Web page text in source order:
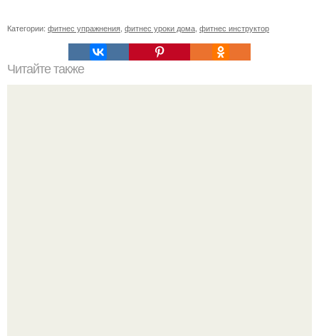
Категории: фитнес упражнения фитнес уроки дома фитнес инструктор
Читайте также